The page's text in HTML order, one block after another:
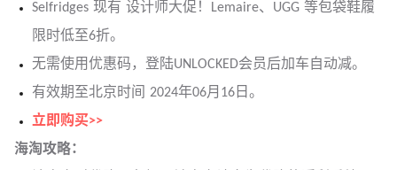
Selfridges 现有 设计师大促！Lemaire、UGG 等包袋鞋履
限时低至6折。
无需使用优惠码，登陆UNLOCKED会员后加车自动减。
有效期至北京时间 2024年06月16日。
立即购买>>
海淘攻略：